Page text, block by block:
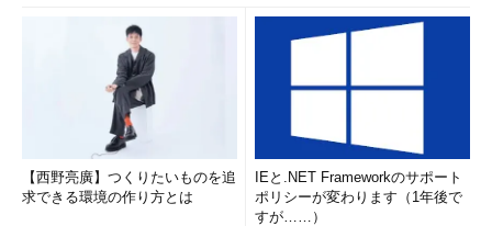
【西野亮廣】つくりたいものを追
求できる環境の作り方とは
IEと.NET Frameworkのサポート
ポリシーが変わります（1年後で
すが……）